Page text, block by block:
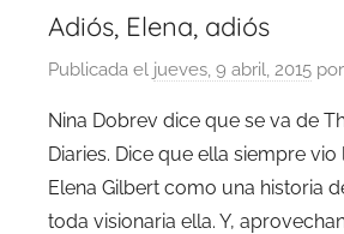
Adiós, Elena, adiós
Publicada el jueves, 9 abril, 2015 por
Nina Dobrev dice que se va de
Diaries. Dice que ella siempre vio
Elena Gilbert como una historia
toda visionaria ella. Y,